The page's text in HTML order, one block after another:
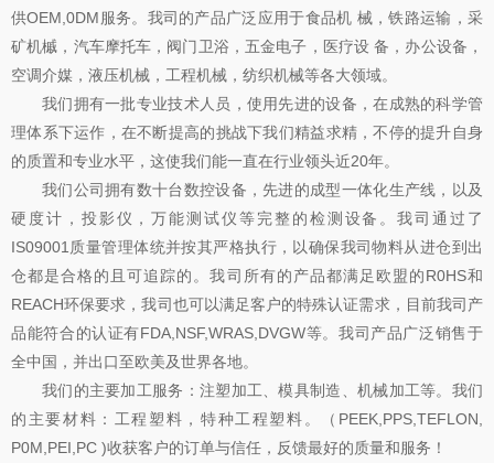
供OEM,0DM服务。我司的产品广泛应用于食品机 械，铁路运输，采
矿机槭，汽车摩托车，阀门卫浴，五金电子，医疗设 备，办公设备，
空调介媒，液压机械，工程机械，纺织机械等各大领域。
我们拥有一批专业技术人员，使用先进的设备，在成熟的科学管
理体系下运作，在不断提高的挑战下我们精益求精，不停的提升自身
的质置和专业水平，这使我们能一直在行业领头近20年。
我们公司拥有数十台数控设备，先进的成型一体化生产线，以及
硬度计，投影仪，万能测试仪等完整的检测设备。我司通过了
IS09001质量管理体统并按其严格执行，以确保我司物料从进仓到出
仓都是合格的且可追踪的。我司所有的产品都满足欧盟的R0HS和
REACH环保要求，我司也可以满足客户的特殊认证需求，目前我司产
品能符合的认证有FDA,NSF,WRAS,DVGW等。我司产品广泛销售于
全中国，并出口至欧美及世界各地。
我们的主要加工服务：注塑加工、模具制造、机械加工等。我们
的主要材料：工程塑料，特种工程塑料。（PEEK,PPS,TEFLON,
P0M,PEI,PC )收获客户的订单与信任，反馈最好的质量和服务！